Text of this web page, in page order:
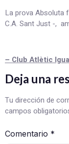
La prova Absoluta
C.A. Sant Just -,
– Club Atlètic
Deja una
Tu dirección de
campos
Comentario *